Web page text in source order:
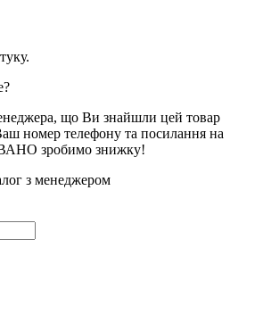
що Ви знайшли цей товар
номер телефону та посилання на
зробимо знижку!
з менеджером